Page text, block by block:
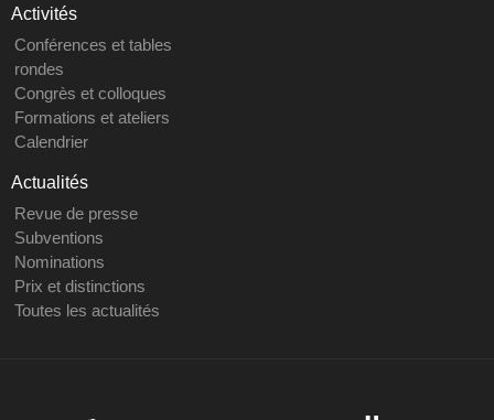
Activités
Conférences et tables
rondes
Congrès et colloques
Formations et ateliers
Calendrier
Actualités
Revue de presse
Subventions
Nominations
Prix et distinctions
Toutes les actualités